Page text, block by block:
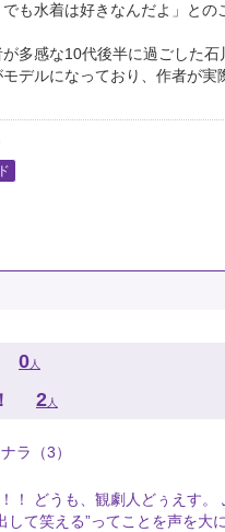
も水着は好きなんだよ」との
多感な10代後半に過ごした石
デルになっており、作者が実
0人
2人
ラ（3）
！ どうも、観劇人どぅえす。
して笑える”ってことを声を大